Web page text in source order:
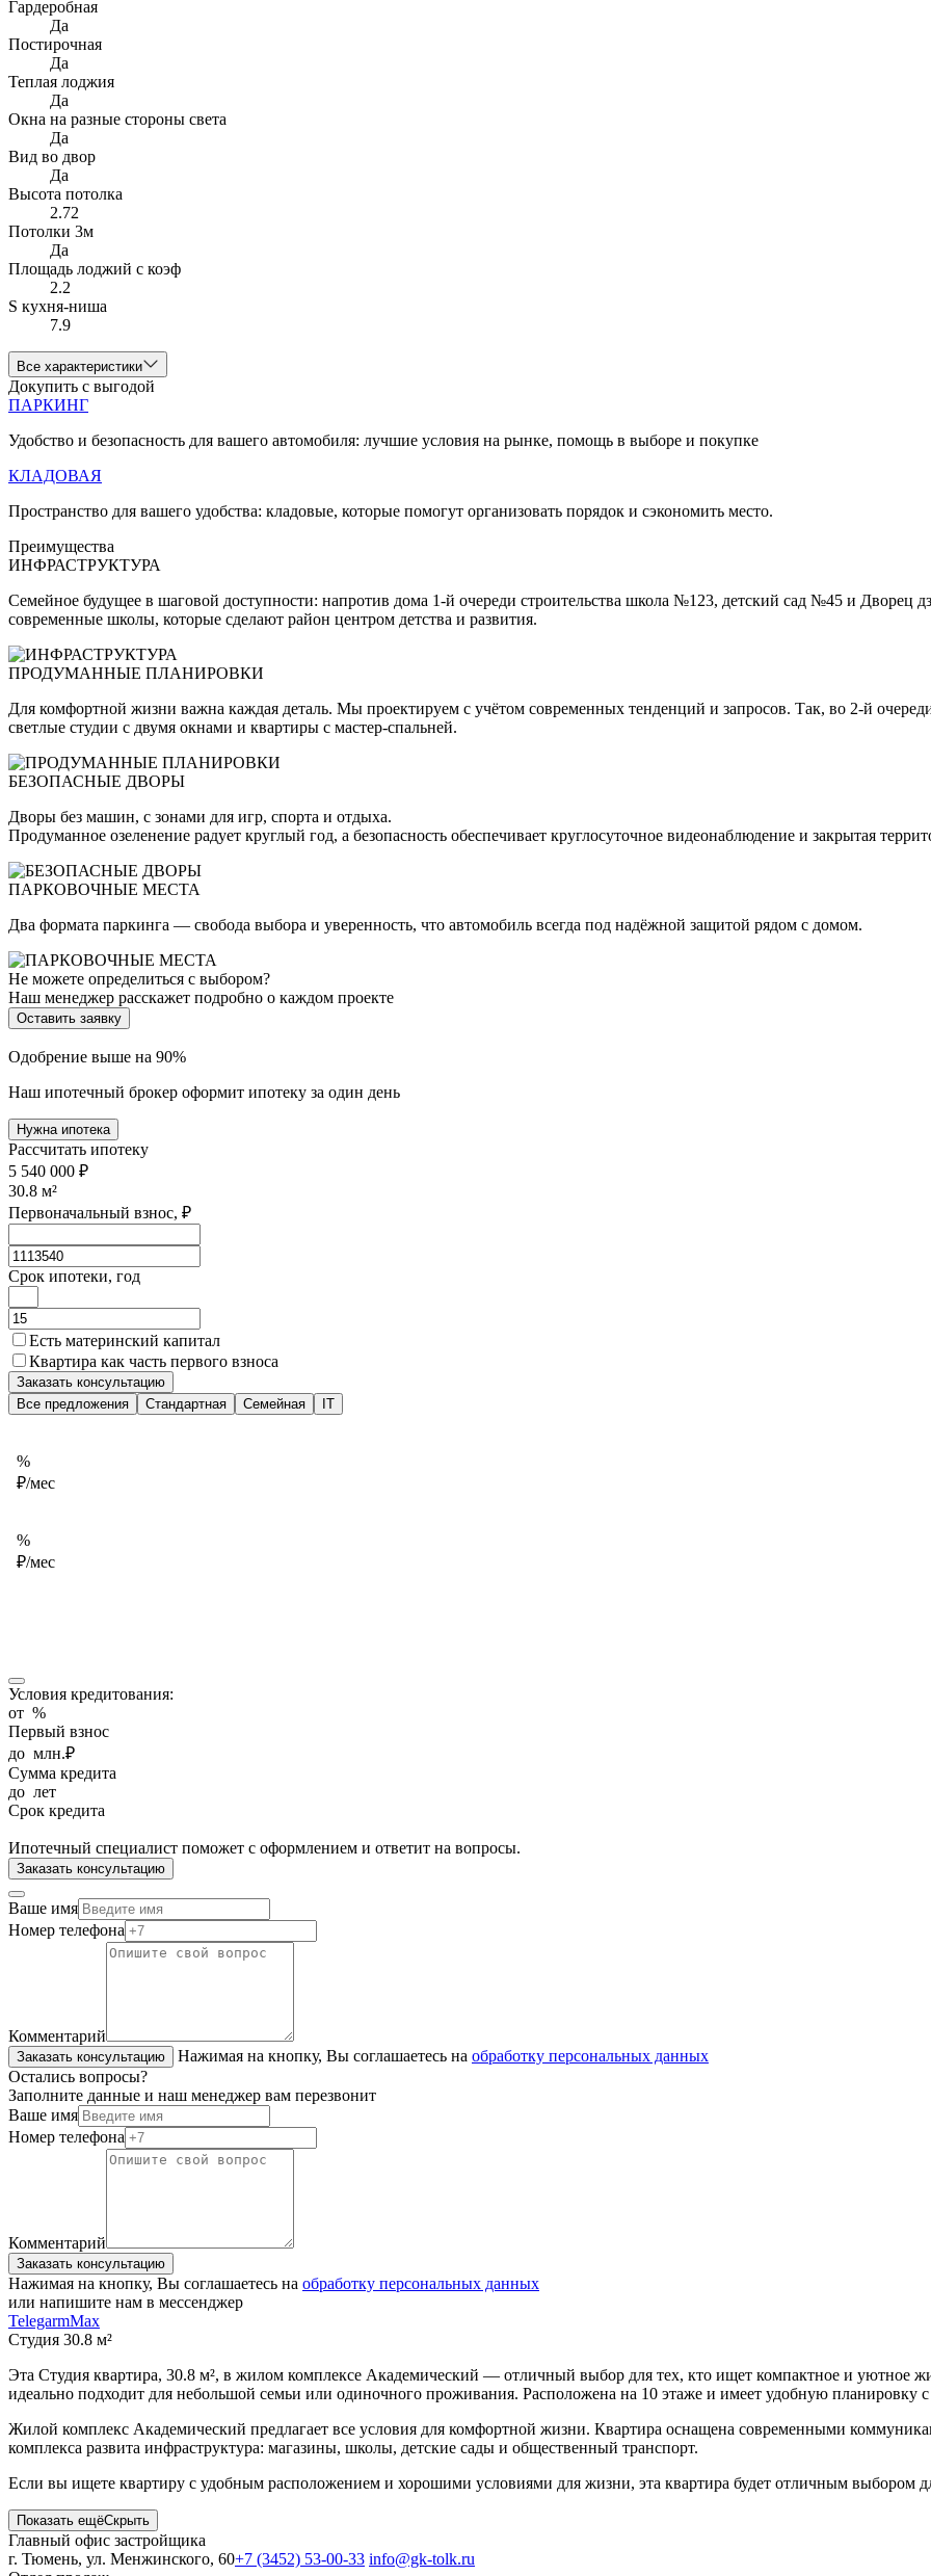
Гардеробная
Да
Постирочная
Да
Теплая лоджия
Да
Окна на разные стороны света
Да
Вид во двор
Да
Высота потолка
2.72
Потолки 3м
Да
Площадь лоджий с коэф
2.2
S кухня-ниша
7.9
Все характеристики
Докупить с выгодой
ПАРКИНГ
Удобство и безопасность для вашего автомобиля: лучшие условия на рынке, помощь в выборе и покупке
КЛАДОВАЯ
Пространство для вашего удобства: кладовые, которые помогут организовать порядок и сэкономить место.
Преимущества
ИНФРАСТРУКТУРА
Семейное будущее в шаговой доступности: напротив дома 1-й очереди строительства школа №123, детский сад №45 и
современные школы, которые сделают район центром детства и развития.
ПРОДУМАННЫЕ ПЛАНИРОВКИ
Для комфортной жизни важна каждая деталь. Мы проектируем с учётом современных тенденций и запросов. Так, во 2-й
светлые студии с двумя окнами и квартиры с мастер-спальней.
БЕЗОПАСНЫЕ ДВОРЫ
Дворы без машин, с зонами для игр, спорта и отдыха.
Продуманное озеленение радует круглый год, а безопасность обеспечивает круглосуточное видеонаблюдение и закрытая
ПАРКОВОЧНЫЕ МЕСТА
Два формата паркинга — свобода выбора и уверенность, что автомобиль всегда под надёжной защитой рядом с домом.
Не можете определиться с выбором?
Наш менеджер расскажет подробно о каждом проекте
Оставить заявку
Одобрение выше на 90%
Наш ипотечный брокер оформит ипотеку за один день
Нужна ипотека
Рассчитать ипотеку
5 540 000 ₽
30.8 м²
Первоначальный взнос, ₽
Срок ипотеки, год
Есть материнский капитал
Квартира как часть первого взноса
Заказать консультацию
Все предложения
Стандартная Семейная IT
%
₽/мес
%
₽/мес
Условия кредитования:
от %
Первый взнос
до млн.₽
Сумма кредита
до лет
Срок кредита
Ипотечный специалист поможет с оформлением и ответит на вопросы.
Заказать консультацию
Ваше имя
Номер телефона
Комментарий
Заказать консультацию Нажимая на кнопку, Вы соглашаетесь на обработку персональных данных
Остались вопросы?
Заполните данные и наш менеджер вам перезвонит
Ваше имя
Номер телефона
Комментарий
Заказать консультацию
Нажимая на кнопку, Вы соглашаетесь на обработку персональных данных
или напишите нам в мессенджер
TelegarmMax
Студия 30.8 м²
Эта Студия квартира, 30.8 м², в жилом комплексе Академический — отличный выбор для тех, кто ищет компактное и уютное
идеально подходит для небольшой семьи или одиночного проживания. Расположена на 10 этаже и имеет удобную планировку
Жилой комплекс Академический предлагает все условия для комфортной жизни. Квартира оснащена современными
комплекса развита инфраструктура: магазины, школы, детские сады и общественный транспорт.
Если вы ищете квартиру с удобным расположением и хорошими условиями для жизни, эта квартира будет отличным выбором
Показать ещёСкрыть
Главный офис застройщика
г. Тюмень, ул. Менжинского, 60+7 (3452) 53-00-33 info@gk-tolk.ru